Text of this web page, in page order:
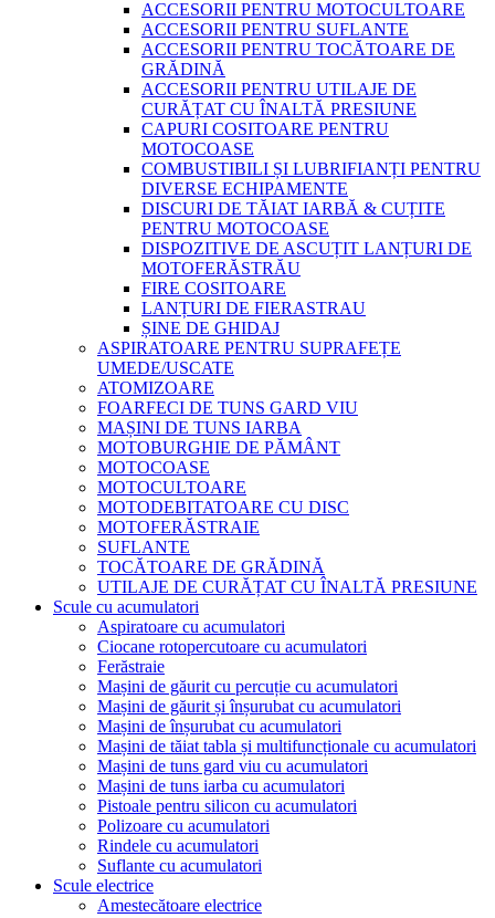
ACCESORII PENTRU MOTOCULTOARE
ACCESORII PENTRU SUFLANTE
ACCESORII PENTRU TOCĂTOARE DE
GRĂDINĂ
ACCESORII PENTRU UTILAJE DE
CURĂȚAT CU ÎNALTĂ PRESIUNE
CAPURI COSITOARE PENTRU
MOTOCOASE
COMBUSTIBILI ȘI LUBRIFIANȚI PENTRU
DIVERSE ECHIPAMENTE
DISCURI DE TĂIAT IARBĂ & CUȚITE
PENTRU MOTOCOASE
DISPOZITIVE DE ASCUȚIT LANȚURI DE
MOTOFERĂSTRĂU
FIRE COSITOARE
LANȚURI DE FIERASTRAU
ȘINE DE GHIDAJ
ASPIRATOARE PENTRU SUPRAFEȚE
UMEDE/USCATE
ATOMIZOARE
FOARFECI DE TUNS GARD VIU
MAȘINI DE TUNS IARBA
MOTOBURGHIE DE PĂMÂNT
MOTOCOASE
MOTOCULTOARE
MOTODEBITATOARE CU DISC
MOTOFERĂSTRAIE
SUFLANTE
TOCĂTOARE DE GRĂDINĂ
UTILAJE DE CURĂȚAT CU ÎNALTĂ PRESIUNE
Scule cu acumulatori
Aspiratoare cu acumulatori
Ciocane rotopercutoare cu acumulatori
Ferăstraie
Mașini de găurit cu percuție cu acumulatori
Mașini de găurit și înșurubat cu acumulatori
Mașini de înșurubat cu acumulatori
Mașini de tăiat tabla și multifuncționale cu acumulatori
Mașini de tuns gard viu cu acumulatori
Mașini de tuns iarba cu acumulatori
Pistoale pentru silicon cu acumulatori
Polizoare cu acumulatori
Rindele cu acumulatori
Suflante cu acumulatori
Scule electrice
Amestecătoare electrice